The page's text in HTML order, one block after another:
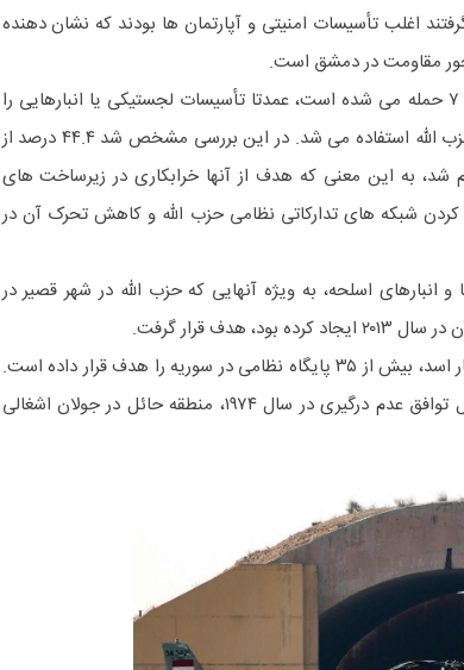
اغلب تأسیسات امنیتی و آپارتمان ها بودند که نشان دهنده
مقاومت در دمشق است.
حملات به ادلب، حلب، و لاذقیه که در مجموع ۷ حمله می شده است، عمدتا تأسیسات لجستیکی یا انبارهایی را
هدف قرار داد که برای تامین امنیت تدارکات حزب الله استفاده می شد. در این بررسی مشخص شد ۴۴.۴ درصد از
شد، به این معنی که هدف از آنها خرابکاری در زیرساخت های
شبکه های تدارکاتی نظامی حزب الله و کاهش تحرک آن در
انبارها و انبارهای اسلحه، به ویژه آنهایی که حزب الله در شهر قصیر در
قرار گرفت.
ارتش اسرائیل از زمان اعلام سرنگونی رژیم بشار اسد، بیش از ۳۵ پایگاه نظامی در سوریه را هدف قرار داده است.
همزمان، نیروهای این رژیم پس از اعلام ابطال توافق عدم درگیری در سال ۱۹۷۴، منطقه حائل در جولان اشغالی